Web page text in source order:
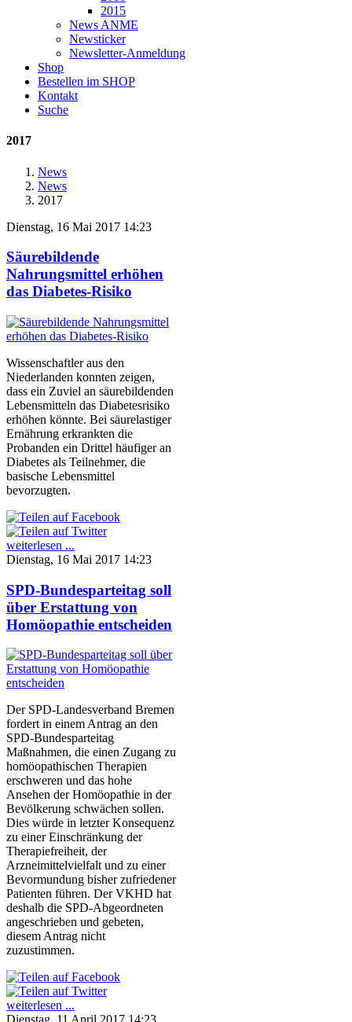
2015
News ANME
Newsticker
Newsletter-Anmeldung
Shop
Bestellen im SHOP
Kontakt
Suche
2017
News
News
2017
Dienstag, 16 Mai 2017 14:23
Säurebildende
Nahrungsmittel erhöhen
das Diabetes-Risiko
Wissenschaftler aus den
Niederlanden konnten zeigen,
dass ein Zuviel an säurebildenden
Lebensmitteln das Diabetesrisiko
erhöhen könnte. Bei säurelastiger
Ernährung erkrankten die
Probanden ein Drittel häufiger an
Diabetes als Teilnehmer, die
basische Lebensmittel
bevorzugten.
weiterlesen ...
Dienstag, 16 Mai 2017 14:23
SPD-Bundesparteitag soll
über Erstattung von
Homöopathie entscheiden
Der SPD-Landesverband Bremen
fordert in einem Antrag an den
SPD-Bundesparteitag
Maßnahmen, die einen Zugang zu
homöopathischen Therapien
erschweren und das hohe
Ansehen der Homöopathie in der
Bevölkerung schwächen sollen.
Dies würde in letzter Konsequenz
zu einer Einschränkung der
Therapiefreiheit, der
Arzneimittelvielfalt und zu einer
Bevormundung bisher zufriedener
Patienten führen. Der VKHD hat
deshalb die SPD-Abgeordneten
angeschrieben und gebeten,
diesem Antrag nicht
zuzustimmen.
weiterlesen ...